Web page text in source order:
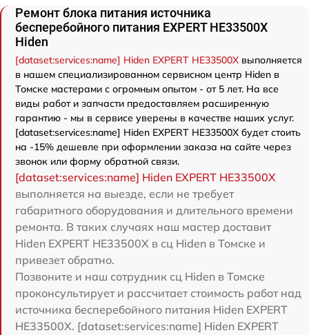
Ремонт блока питания источника
бесперебойного питания EXPERT HE33500X
Hiden
[dataset:services:name] Hiden EXPERT HE33500X выполняется
в нашем специализированном сервисном центр Hiden в
Томске мастерами с огромным опытом - от 5 лет. На все
виды работ и запчасти предоставляем расширенную
гарантию - мы в сервисе уверены в качестве наших услуг.
[dataset:services:name] Hiden EXPERT HE33500X будет стоить
на -15% дешевле при оформлении заказа на сайте через
звонок или форму обратной связи.
[dataset:services:name] Hiden EXPERT HE33500X
выполняется на выезде, если не требует
габаритного оборудования и длительного времени
ремонта. В таких случаях наш мастер доставит
Hiden EXPERT HE33500X в сц Hiden в Томске и
привезет обратно.
Позвоните и наш сотрудник сц Hiden в Томске
проконсультирует и рассчитает стоимость работ над
источника бесперебойного питания Hiden EXPERT
HE33500X. [dataset:services:name] Hiden EXPERT